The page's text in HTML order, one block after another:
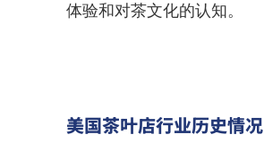
体验和对茶文化的认知。
美国茶叶店行业历史情况